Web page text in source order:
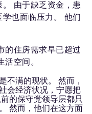
由于缺乏资金，患
也面临压力。 他们
的住房需求早已超过
空间。
不满的现状。 然而，
会经济状况，宁愿把
的保守党领导层都只
然而，他们在这方面